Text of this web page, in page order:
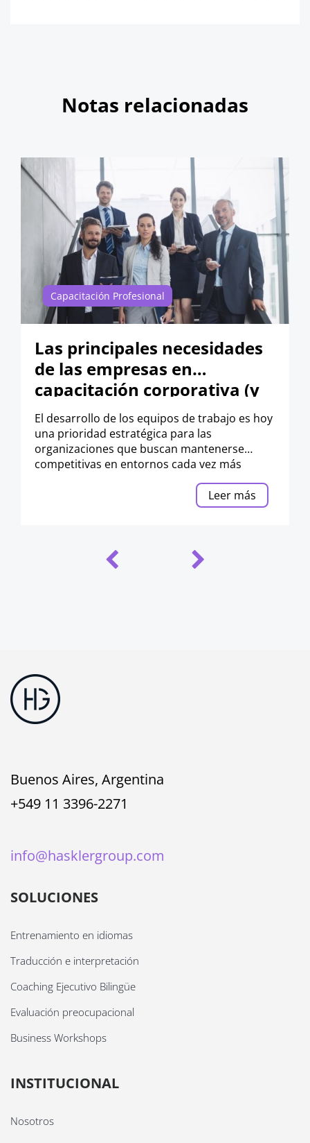
Notas relacionadas
Capacitación Profesional
Las principales necesidades
de las empresas en
capacitación corporativa (y
cómo responder a ellas)
El desarrollo de los equipos de trabajo es hoy
una prioridad estratégica para las
organizaciones que buscan mantenerse
competitivas en entornos cada vez más
Leer más
Buenos Aires, Argentina
+549 11 3396-2271
info@hasklergroup.com
SOLUCIONES
Entrenamiento en idiomas
Traducción e interpretación
Coaching Ejecutivo Bilingüe
Evaluación preocupacional
Business Workshops
INSTITUCIONAL
Nosotros